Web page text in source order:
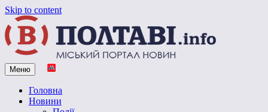
Skip to content
Vpoltave.info
Полтавський портал новин
Меню
Головна
Новини